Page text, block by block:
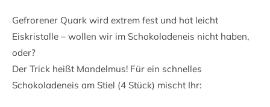
Gefrorener Quark wird extrem fest und hat leicht
Eiskristalle – wollen wir im Schokoladeneis nicht haben,
oder?
Der Trick heißt Mandelmus! Für ein schnelles
Schokoladeneis am Stiel (4 Stück) mischt Ihr: